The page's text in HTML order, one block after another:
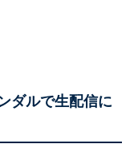
ダルで生配信に